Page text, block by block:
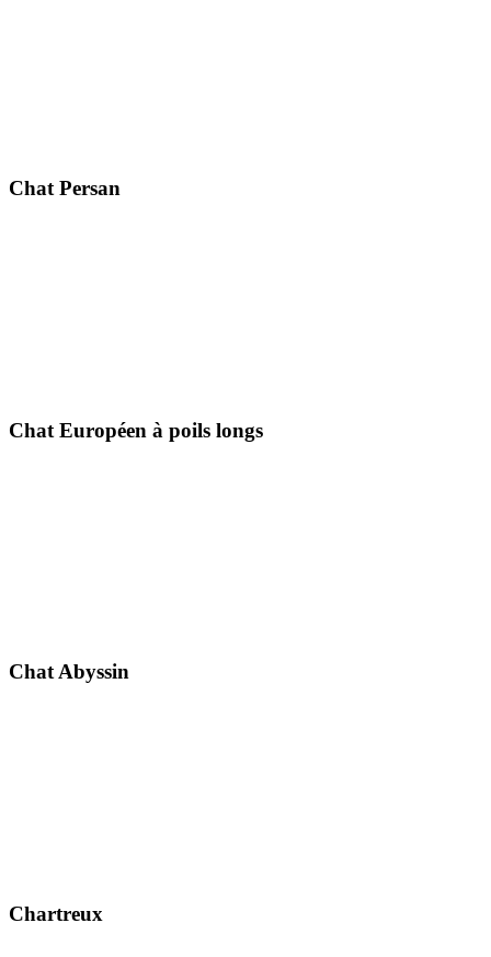
Chat Persan
Chat Européen à poils longs
Chat Abyssin
Chartreux